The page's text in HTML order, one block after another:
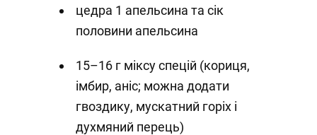
цедра 1 апельсина та сік
половини апельсина
15–16 г міксу спецій (кориця,
імбир, аніс; можна додати
гвоздику, мускатний горіх і
духмяний перець)